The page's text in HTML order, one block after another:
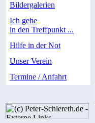
Bildergalerien
Ich gehe
in den Treffpunkt ...
Hilfe in der Not
Unser Verein
Termine / Anfahrt